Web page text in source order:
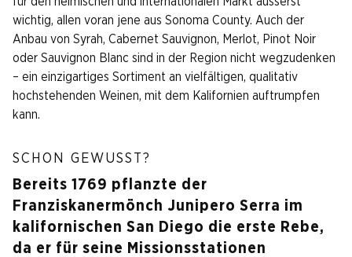
wichtig, allen voran jene aus Sonoma County. Auch der
Anbau von Syrah, Cabernet Sauvignon, Merlot, Pinot Noir
oder Sauvignon Blanc sind in der Region nicht wegzudenken
– ein einzigartiges Sortiment an vielfältigen, qualitativ
hochstehenden Weinen, mit dem Kalifornien auftrumpfen
kann.
SCHON GEWUSST?
Bereits 1769 pflanzte der
Franziskanermönch Junipero Serra im
kalifornischen San Diego die erste Rebe,
da er für seine Missionsstationen